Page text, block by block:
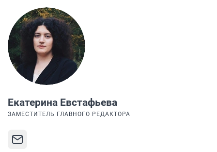
Екатерина Евстафьева
ЗАМЕСТИТЕЛЬ ГЛАВНОГО РЕДАКТОРА